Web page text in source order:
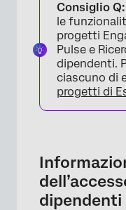
record dei
Creazione di
Dati limitanti
del progetto
Consiglio Q:
le
progetti
Pulse e
dipendenti.
ciascuno di
progetti di
dipendenti